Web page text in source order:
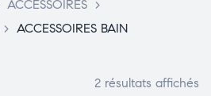
ACCESSOIRES >
> ACCESSOIRES BAIN
2 résultats affichés